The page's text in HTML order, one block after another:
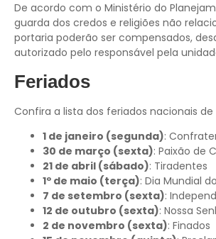
De acordo com o Ministério do
guarda dos credos e religiões não
portaria poderão ser compensados,
autorizado pelo responsável pela
Feriados
Confira a lista dos feriados nacionais de
1 de janeiro (segunda):
30 de março (sexta): Paixão de
21 de abril (sábado): Tiradentes
1º de maio (terça): Dia Mundial
7 de setembro (sexta):
12 de outubro (sexta): Nossa
2 de novembro (sexta): Finados